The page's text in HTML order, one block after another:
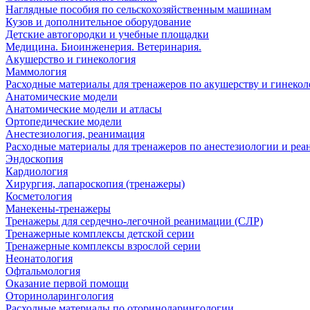
Наглядные пособия по сельскохозяйственным машинам
Кузов и дополнительное оборудование
Детские автогородки и учебные площадки
Медицина. Биоинженерия. Ветеринария.
Акушерство и гинекология
Маммология
Расходные материалы для тренажеров по акушерству и
Анатомические модели
Анатомические модели и атласы
Ортопедические модели
Анестезиология, реанимация
Расходные материалы для тренажеров по анестезиологии и
Эндоскопия
Кардиология
Хирургия, лапароскопия (тренажеры)
Косметология
Манекены-тренажеры
Тренажеры для сердечно-легочной реанимации (СЛР)
Тренажерные комплексы детской серии
Тренажерные комплексы взрослой серии
Неонатология
Офтальмология
Оказание первой помощи
Оториноларингология